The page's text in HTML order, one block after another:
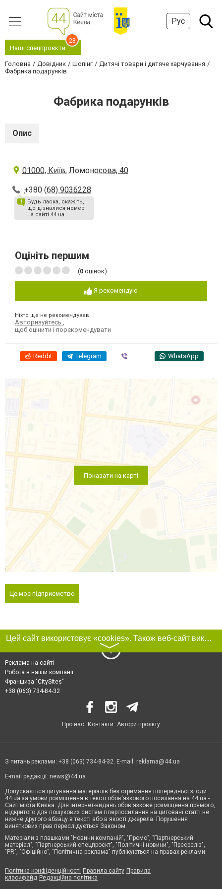
Рус
Наші спецпроєкти
23
Головна Довідник Шопінг
Дитячі товари і дитяче харчування
Фабрика подарунків
Фабрика подарунків
Опис
01000, Київ, Ломоносова, 40
+380 (68) 9036228
Будь ласка, скажіть,
що дізналися номер
на сайті 44.ua
Оцініть першим
(0 оцінок)
Я рекомендую
Ніхто ще не рекомендував
Авторизуйтесь
щоб оцінити і порекомендувати
Reddit Telegram WhatsApp
Показати на карті
Це моє підприємство
Цей сайт використовує «cookies». Також веб-сайт використовує інтернет-сервіс для збору технічних даних стосовно відвідувачів з метою отримання маркетингової та статистичної інформації. Умови обробки даних відвідувачів сайту див.
〉
Реклама на сайті
Робота в нашій компанії
Франшиза "CitySites"
+38 (063) 734-84-32
Про нас Контакти Автори проєкту
З питань реклами: +38 (063) 734-84-32. E-mail: reklama@44.ua
E-mail редакції: news@44.ua
Допускається цитування матеріалів без отримання попередньої згоди
44.ua за умови розміщення в тексті обов'язкового посилання на 44.ua -
Сайт міста Києва. Для інтернет-видань обов'язкове розміщення прямого,
відкритого для пошукових систем гіперпосилання на цитовані статті не
нижче другого абзацу в тексті або в якості джерела. Порушення
виняткових прав переслідується Законом.
Матеріали з плашками "Новини компаній", "Промо", "Партнерський
матеріал", "Партнерський спецпроєкт", "Політичні новини", "Пресреліз",
"PR", "Офіційно", "Політична реклама" публікуються на правах реклами.
Політика конфіденційності Правила сайту Правила
класифайд Редакційна політика